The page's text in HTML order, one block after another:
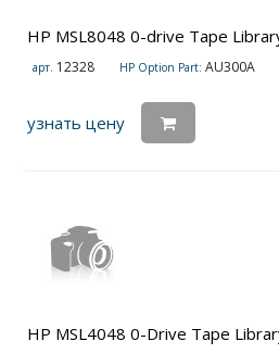
HP MSL8048 0-drive Tape
арт. 12328 HP Option Part: AU300A
узнать цену
HP MSL4048 0-Drive Tape